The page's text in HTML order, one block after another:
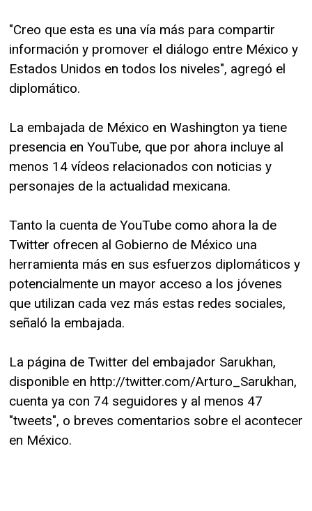
"Creo que esta es una vía más para compartir
información y promover el diálogo entre México y
Estados Unidos en todos los niveles", agregó el
diplomático.
La embajada de México en Washington ya tiene
presencia en YouTube, que por ahora incluye al
menos 14 vídeos relacionados con noticias y
personajes de la actualidad mexicana.
Tanto la cuenta de YouTube como ahora la de
Twitter ofrecen al Gobierno de México una
herramienta más en sus esfuerzos diplomáticos y
potencialmente un mayor acceso a los jóvenes
que utilizan cada vez más estas redes sociales,
señaló la embajada.
La página de Twitter del embajador Sarukhan,
disponible en http://twitter.com/Arturo_Sarukhan,
cuenta ya con 74 seguidores y al menos 47
"tweets", o breves comentarios sobre el acontecer
en México.